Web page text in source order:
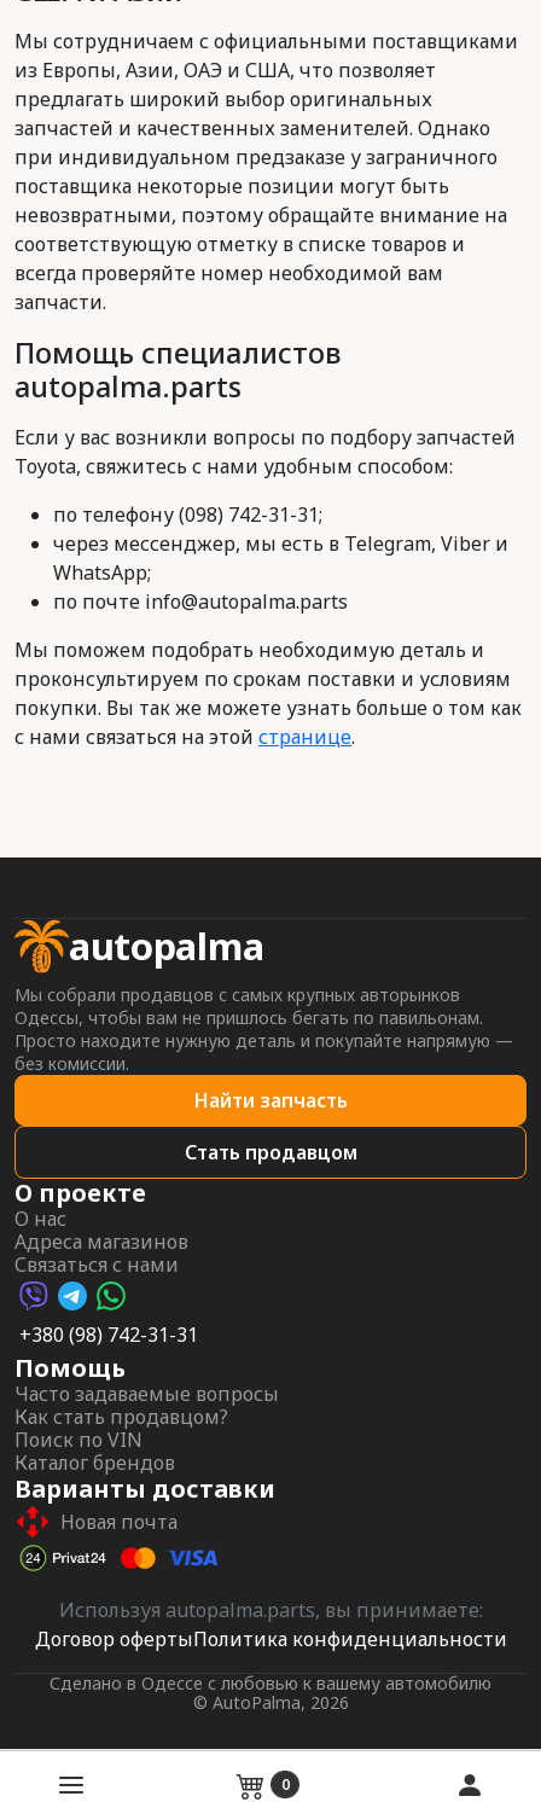
0
Мы сотрудничаем с официальными поставщиками
из Европы, Азии, ОАЭ и США, что позволяет
предлагать широкий выбор оригинальных
запчастей и качественных заменителей. Однако
при индивидуальном предзаказе у заграничного
поставщика некоторые позиции могут быть
невозвратными, поэтому обращайте внимание на
соответствующую отметку в списке товаров и
всегда проверяйте номер необходимой вам
запчасти.
Помощь специалистов
autopalma.parts
Если у вас возникли вопросы по подбору запчастей
Toyota, свяжитесь с нами удобным способом:
по телефону (098) 742-31-31;
через мессенджер, мы есть в Telegram, Viber и
WhatsApp;
по почте info@autopalma.parts
Мы поможем подобрать необходимую деталь и
проконсультируем по срокам поставки и условиям
покупки. Вы так же можете узнать больше о том как
с нами связаться на этой странице.
autopalma
Мы собрали продавцов с самых крупных авторынков
Одессы, чтобы вам не пришлось бегать по павильонам.
Просто находите нужную деталь и покупайте напрямую —
без комиссии.
Найти запчасть
Стать продавцом
О проекте
О нас
Адреса магазинов
Связаться с нами
Viber AutoPalma
Telegram AutoPalma
WhatsApp AutoPalma
+380 (98) 742-31-31
Помощь
Часто задаваемые вопросы
Как стать продавцом?
Поиск по VIN
Каталог брендов
Варианты доставки
Новая почта
Используя autopalma.parts, вы принимаете:
Договор офертыПолитика конфиденциальности
Сделано в Одессе с любовью к вашему автомобилю
© AutoPalma, 2026